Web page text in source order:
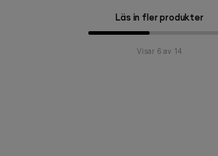
Läs in fler produkter
Visar 6 av 14